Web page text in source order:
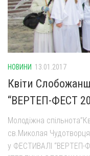
НОВИНИ 13.01.2017
Квіти
“ВЕРТЕП-ФЕСТ
Молодіжна
св.Миколая
у ФЕСТИВАЛІ